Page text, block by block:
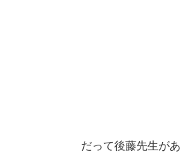
だって後藤先生が